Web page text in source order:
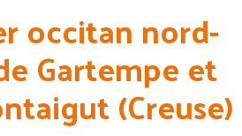
occitan nord-
Gartempe et
(Creuse)